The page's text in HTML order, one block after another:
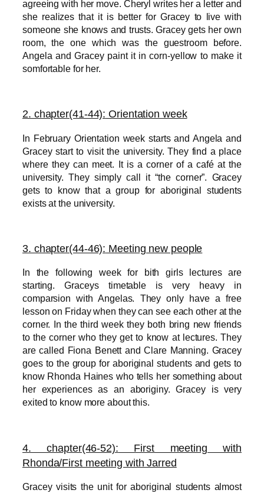
agreeing with her move. Cheryl writes her a letter and
she realizes that it is better for Gracey to live with
someone she knows and trusts. Gracey gets her own
room, the one which was the guestroom before.
Angela and Gracey paint it in corn-yellow to make it
somfortable for her.
2. chapter(41-44): Orientation week
In February Orientation week starts and Angela and
Graceystart to visit the university. They find a place
where they can meet. It is a corner of a café at the
university. They simply call it “the corner”. Gracey
gets to know that a group for aboriginal students
exists at the university.
3. chapter(44-46): Meeting new people
In the following weekfor bith girls lectures are
starting. Graceys timetable is very heavy in
comparsion with Angelas. They only have a free
lesson on Friday when they can see each other at the
corner. In the third week they both bring new friends
to the corner who they get to know at lectures. They
are called Fiona Benett and Clare Manning. Gracey
goes to the group for aboriginal students and gets to
know Rhonda Haines who tells her something about
her experiences as an aboriginy. Gracey is very
exited to know more about this.
4. chapter(46-52): First meeting with
Rhonda/First meeting with Jarred
Gracey visits the unit for aboriginal students almost